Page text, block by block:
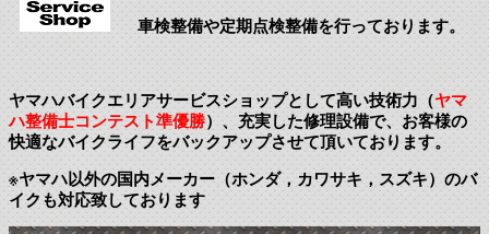
車検整備や定期点検整備を行っております。
ヤマハバイクエリアサービスショップとして高い技術力（ヤマ
ハ整備士コンテスト準優勝）、充実した修理設備で、お客様の
快適なバイクライフをバックアップさせて頂いております。
※ヤマハ以外の国内メーカー（ホンダ，カワサキ，スズキ）のバ
イクも対応致しております